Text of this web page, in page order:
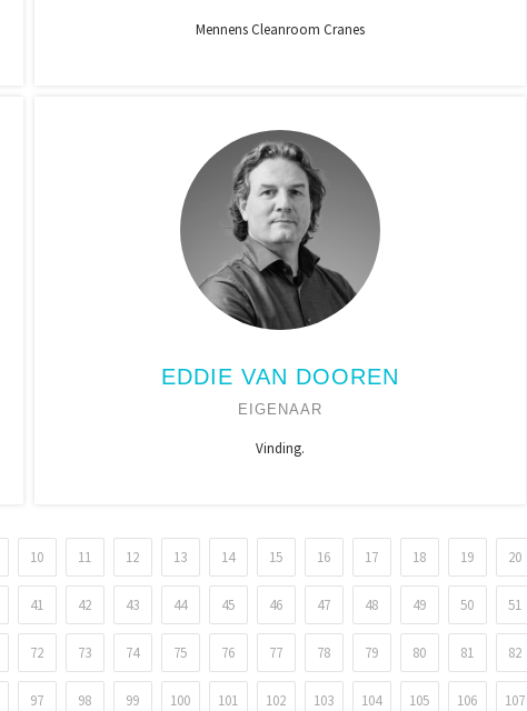
Mennens Cleanroom Cranes
EDDIE VAN DOOREN
EIGENAAR
Vinding.
10 11 12 13 14 15 16 17 18 19 20
41 42 43 44 45 46 47 48 49 50 51
72 73 74 75 76 77 78 79 80 81 82
97 98 99 100 101 102 103 104 105 106 107